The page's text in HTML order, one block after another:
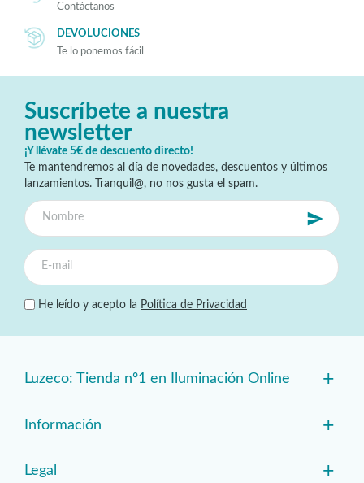
Contáctanos
DEVOLUCIONES
Te lo ponemos fácil
Suscríbete a nuestra
newsletter
¡Y llévate 5€ de descuento directo!
Te mantendremos al día de novedades, descuentos y últimos
lanzamientos. Tranquil@, no nos gusta el spam.
He leído y acepto la Política de Privacidad
Luzeco: Tienda nº1 en Iluminación Online +
Información +
Legal +